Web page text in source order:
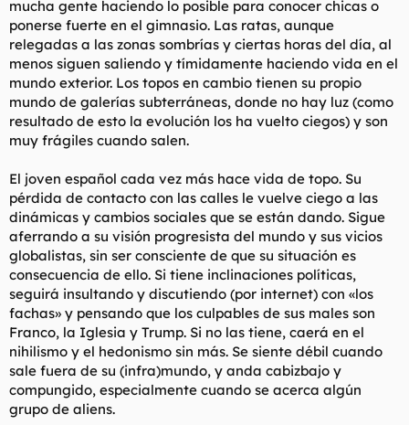
mucha gente haciendo lo posible para conocer chicas o
ponerse fuerte en el gimnasio. Las ratas, aunque
relegadas a las zonas sombrías y ciertas horas del día, al
menos siguen saliendo y tímidamente haciendo vida en el
mundo exterior. Los topos en cambio tienen su propio
mundo de galerías subterráneas, donde no hay luz (como
resultado de esto la evolución los ha vuelto ciegos) y son
muy frágiles cuando salen.
El joven español cada vez más hace vida de topo. Su
pérdida de contacto con las calles le vuelve ciego a las
dinámicas y cambios sociales que se están dando. Sigue
aferrando a su visión progresista del mundo y sus vicios
globalistas, sin ser consciente de que su situación es
consecuencia de ello. Si tiene inclinaciones políticas,
seguirá insultando y discutiendo (por internet) con «los
fachas» y pensando que los culpables de sus males son
Franco, la Iglesia y Trump. Si no las tiene, caerá en el
nihilismo y el hedonismo sin más. Se siente débil cuando
sale fuera de su (infra)mundo, y anda cabizbajo y
compungido, especialmente cuando se acerca algún
grupo de aliens.